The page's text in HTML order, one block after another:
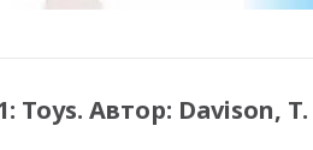
Toys. Автор: Davison,